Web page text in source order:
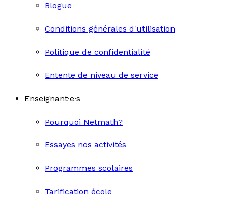
Blogue
Conditions générales d'utilisation
Politique de confidentialité
Entente de niveau de service
Enseignant·e·s
Pourquoi Netmath?
Essayes nos activités
Programmes scolaires
Tarification école